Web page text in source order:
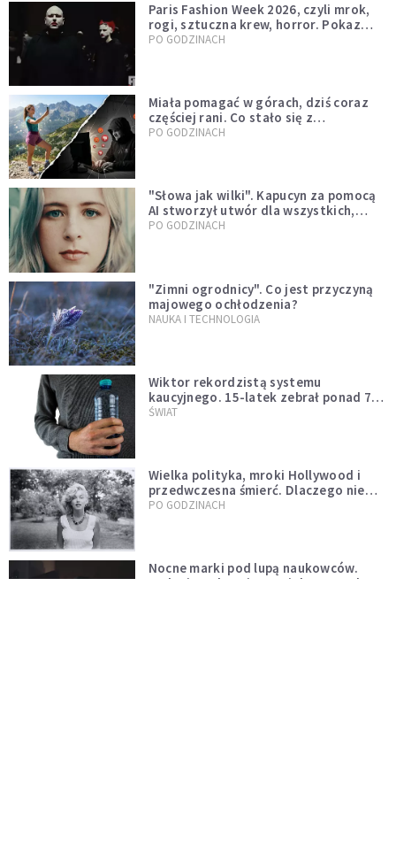
Paris Fashion Week 2026, czyli mrok,
rogi, sztuczna krew, horror. Pokaz
mody czy fascynacja diabłem?
PO GODZINACH
Miała pomagać w górach, dziś coraz
częściej rani. Co stało się z
Tatromaniakami?
PO GODZINACH
"Słowa jak wilki". Kapucyn za pomocą
AI stworzył utwór dla wszystkich,
którzy doświadczają hejtu
PO GODZINACH
"Zimni ogrodnicy". Co jest przyczyną
majowego ochłodzenia?
NAUKA I TECHNOLOGIA
Wiktor rekordzistą systemu
kaucyjnego. 15-latek zebrał ponad 7
tys. butelek i puszek
ŚWIAT
Wielka polityka, mroki Hollywood i
przedwczesna śmierć. Dlaczego nie
możemy przestać mówić o Marilyn
PO GODZINACH
Nocne marki pod lupą naukowców.
Badanie wskazuje na większe ryzyko